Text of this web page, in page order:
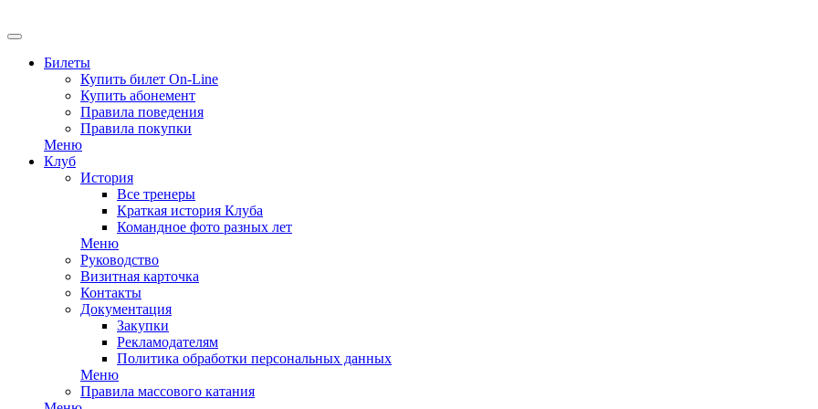
Билеты
Купить билет On-Line
Купить абонемент
Правила поведения
Правила покупки
Меню
Клуб
История
Все тренеры
Краткая история Клуба
Командное фото разных лет
Меню
Руководство
Визитная карточка
Контакты
Документация
Закупки
Рекламодателям
Политика обработки персональных данных
Меню
Правила массового катания